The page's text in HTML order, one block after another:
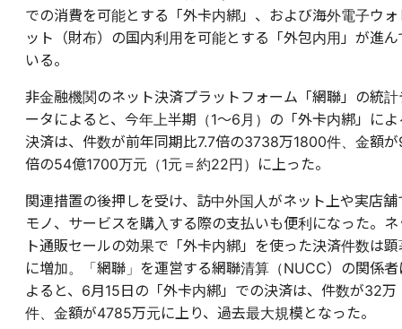
での消費を可能とする「外卡内綁」、および海外電子ウォ
ット（財布）の国内利用を可能とする「外包内用」が進ん
いる。
非金融機関のネット決済プラットフォーム「網聯」の統計
ータによると、今年上半期（1～6月）の「外卡内綁」によ
決済は、件数が前年同期比7.7倍の3738万1800件、金額
倍の54億1700万元（1元＝約22円）に上った。
関連措置の後押しを受け、訪中外国人がネット上や実店舗
モノ、サービスを購入する際の支払いも便利になった。ネ
ト通販セールの効果で「外卡内綁」を使った決済件数は顕
に増加。「網聯」を運営する網聯清算（NUCC）の関係者
よると、6月15日の「外卡内綁」での決済は、件数が32万
件、金額が4785万元に上り、過去最大規模となった。